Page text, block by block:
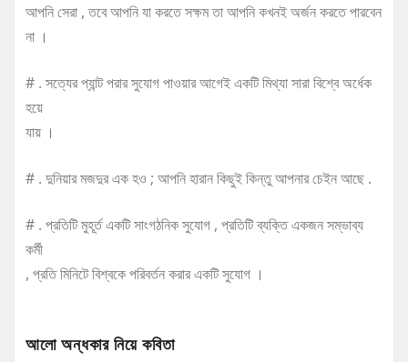
আপনি সেরা , তবে আপনি যা করতে সক্ষম তা আপনি কখনই অর্জন করতে পারবেন
না ।
# . সত্যের প্যান্ট পরার সুযোগ পাওয়ার আগেই একটি মিথ্যা সারা বিশ্বে অর্ধেক
হয়ে
যায় ।
# . দুনিয়ার মজদুর এক হও ; আপনি হারান কিছুই কিন্তু আপনার চেইন আছে .
# . প্রতিটি মুহূর্ত একটি সাংগঠনিক সুযোগ , প্রতিটি ব্যক্তি একজন সম্ভাব্য
কর্মী
, প্রতি মিনিটে বিশ্বকে পরিবর্তন করার একটি সুযোগ ।
আলো অন্ধকার নিয়ে কবিতা